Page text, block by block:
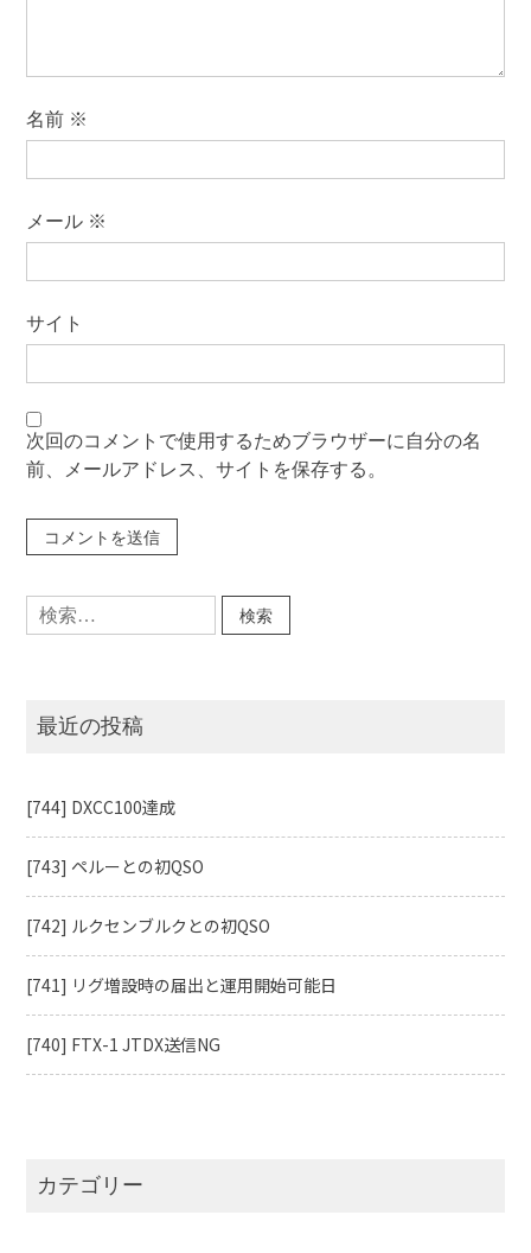
名前 ※
メール ※
サイト
次回のコメントで使用するためブラウザーに自分の名
前、メールアドレス、サイトを保存する。
検
索:
最近の投稿
[744] DXCC100達成
[743] ペルーとの初QSO
[742] ルクセンブルクとの初QSO
[741] リグ増設時の届出と運用開始可能日
[740] FTX-1 JTDX送信NG
カテゴリー